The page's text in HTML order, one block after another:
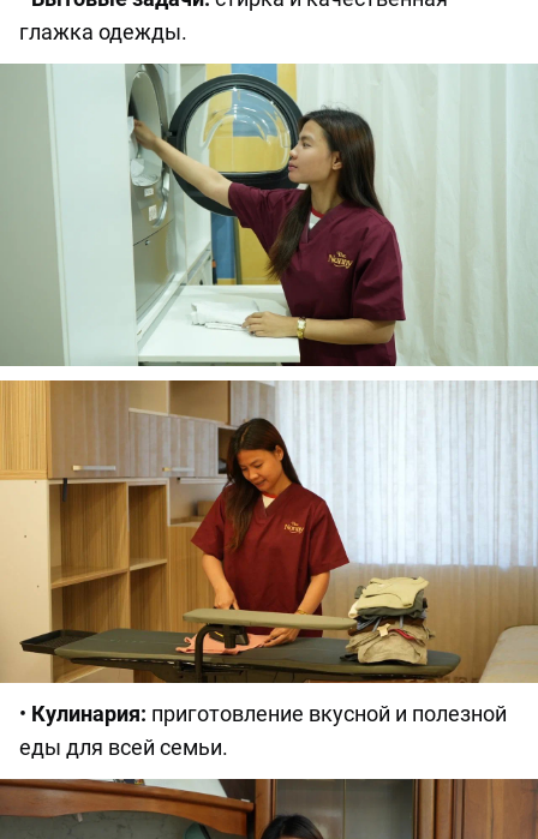
глажка одежды.
• Кулинария: приготовление вкусной и полезной
еды для всей семьи.